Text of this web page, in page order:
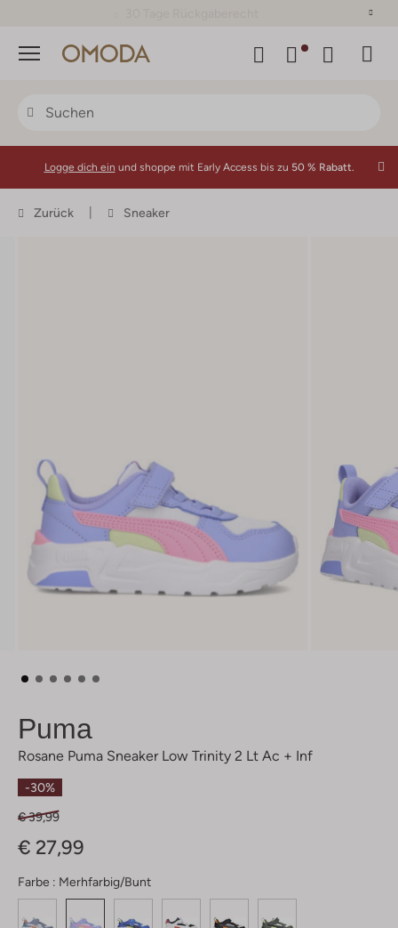
Menü
Logge dich ein und shoppe mit Early Access bis zu 50 % Rabatt.
Zurück Sneaker
Puma
Rosane Puma Sneaker Low Trinity 2 Lt Ac + Inf
-30%
€ 39,99
€ 27,99
Farbe : Merhfarbig/bunt